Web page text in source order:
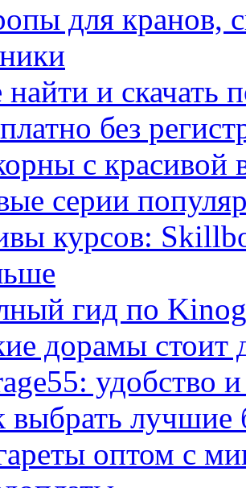
для кранов,
найти и
без
с красивой
серии
курсов:
гид по
дорамы стоит
удобство
выбрать
оптом с